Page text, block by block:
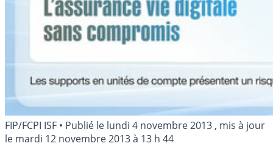
FIP/FCPI ISF • Publié le lundi 4 novembre 2013 , mis à jour
le mardi 12 novembre 2013 à 13 h 44